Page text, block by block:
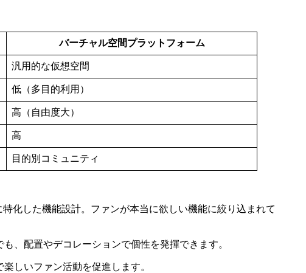
バーチャル空間プラットフォーム
汎用的な仮想空間
低（多目的利用）
高（自由度大）
高
目的別コミュニティ
化した機能設計。ファンが本当に欲しい機能に絞り込まれて
、配置やデコレーションで個性を発揮できます。
しいファン活動を促進します。